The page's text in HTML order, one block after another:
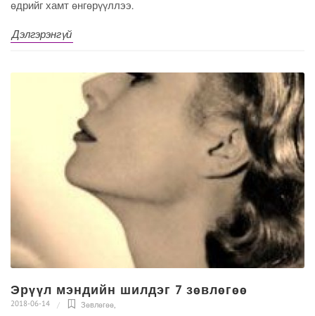
өдрийг хамт өнгөрүүллээ.
Дэлгэрэнгүй
Эрүүл мэндийн шилдэг 7 зөвлөгөө
2018-06-14 Зөвлөгөө,